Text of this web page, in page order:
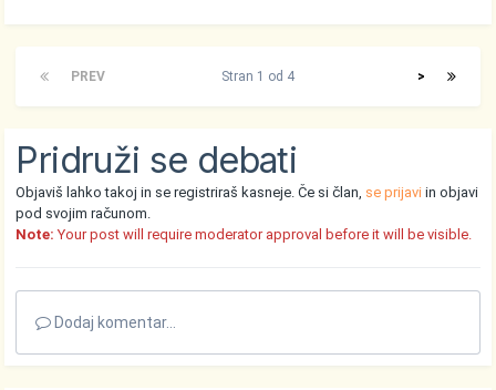
PREV >
Stran 1 od 4
Pridruži se debati
Objaviš lahko takoj in se registriraš kasneje. Če si član, se prijavi in objavi
pod svojim računom.
Note: Your post will require moderator approval before it will be visible.
Dodaj komentar...